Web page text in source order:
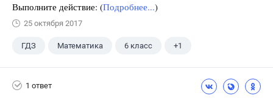
Выполните действие: (Подробнее...)
25 октября 2017
ГДЗ Математика 6 класс +1
1 ответ